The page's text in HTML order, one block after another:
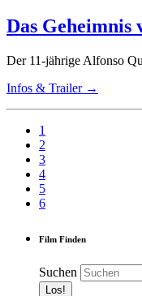
Das Geheimnis
Der 11-jährige Alfonso
Infos & Trailer →
1
2
3
4
5
6
Film Finden
Suchen